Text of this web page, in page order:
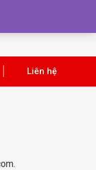
Liên hệ